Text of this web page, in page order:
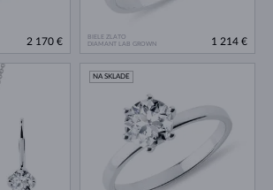
2 170 €
BIELE ZLATO
DIAMANT LAB GROWN
1 214 €
NA SKLADE